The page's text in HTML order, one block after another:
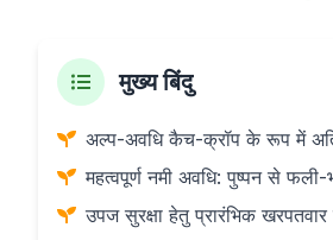
मुख्य बिंदु
अल्प-अवधि कैच-क्रॉप के रूप में
महत्वपूर्ण नमी अवधि: पुष्पन से फली-
उपज सुरक्षा हेतु प्रारंभिक